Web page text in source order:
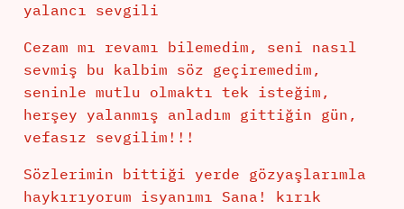
yalancı sevgili
Cezam mı revamı bilemedim, seni nasıl
sevmiş bu kalbim söz geçiremedim,
seninle mutlu olmaktı tek isteğim,
herşey yalanmış anladım gittiğin gün,
vefasız sevgilim!!!
Sözlerimin bittiği yerde gözyaşlarımla
haykırıyorum isyanımı Sana! kırık